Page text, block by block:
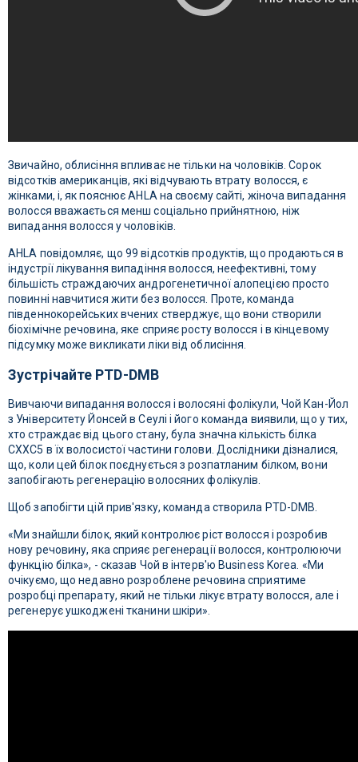
Звичайно, облисіння впливає не тільки на чоловіків. Сорок
відсотків американців, які відчувають втрату волосся, є
жінками, і, як пояснює AHLA на своєму сайті, жіноча випадання
волосся вважається менш соціально прийнятною, ніж
випадання волосся у чоловіків.
AHLA повідомляє, що 99 відсотків продуктів, що продаються в
індустрії лікування випадіння волосся, неефективні, тому
більшість страждаючих андрогенетичної алопецією просто
повинні навчитися жити без волосся. Проте, команда
південнокорейських вчених стверджує, що вони створили
біохімічне речовина, яке сприяє росту волосся і в кінцевому
підсумку може викликати ліки від облисіння.
Зустрічайте PTD-DMB
Вивчаючи випадання волосся і волосяні фолікули, Чой Кан-Йол
з Університету Йонсей в Сеулі і його команда виявили, що у тих,
хто страждає від цього стану, була значна кількість білка
CXXC5 в їх волосистої частини голови. Дослідники дізналися,
що, коли цей білок поєднується з розпатланим білком, вони
запобігають регенерацію волосяних фолікулів.
Щоб запобігти цій прив'язку, команда створила PTD-DMB.
«Ми знайшли білок, який контролює ріст волосся і розробив
нову речовину, яка сприяє регенерації волосся, контролюючи
функцію білка», - сказав Чой в інтерв'ю Business Korea. «Ми
очікуємо, що недавно розроблене речовина сприятиме
розробці препарату, який не тільки лікує втрату волосся, але і
регенерує ушкоджені тканини шкіри».